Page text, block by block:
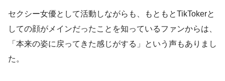
セクシー女優として活動しながらも、もともとTikTokerと
しての顔がメインだったことを知っているファンからは、
「本来の姿に戻ってきた感じがする」という声もありまし
た。